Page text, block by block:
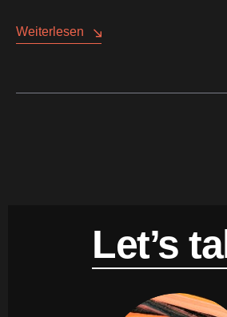
Weiterlesen
Let’s